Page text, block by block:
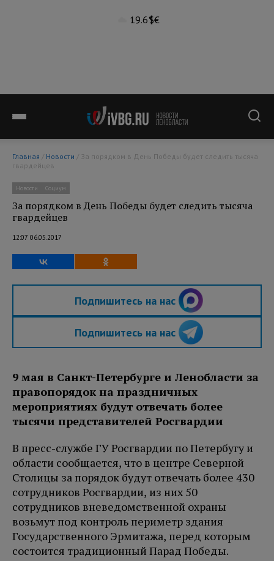
19.6°$€
Главная / Новости
гвардейцев
Новости Социум
За порядком в День Победы будет следить тысяча
гвардейцев
12:07 06.05.2017
Подпишитесь на нас
Подпишитесь на нас
9 мая в Санкт-Петербурге и Ленобласти за
правопорядок на праздничных
мероприятиях будут отвечать более
тысячи представителей Росгвардии
В пресс-службе ГУ Росгвардии по Петербугу и
области сообщается, что в центре Северной
Столицы за порядок будут отвечать более 430
сотрудников Росгвардии, из них 50
сотрудников вневедомственной охраны
возьмут под контроль периметр здания
Государственного Эрмитажа, перед которым
состоится традиционный Парад Победы.